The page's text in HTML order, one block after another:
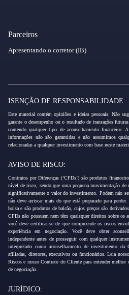
Parceiros
Apresentando o corretor (IB)
ISENÇÃO DE RESPONSABILIDADE:
Este material contém opiniões e ideias pessoais. Não
garante o desempenho ou o resultado de transações
contendo qualquer tipo de aconselhamento financeiro.
informações não são garantidas e não assumimos
relacionadas a qualquer investimento com base neste
AVISO DE RISCO:
Contratos por Diferenças (‘CFDs’) são produtos
nível de risco, sendo que uma pequena movimentação de
significativamente o valor do investimento. Podem não
não deve arriscar mais do que está preparado para
bolsa e são produtos de balcão, cujos preços são
CFDs não possuem nem têm quaisquer direitos sobre os
você deve certificar-se de que compreende os riscos
experiência em negociação. Você deve obter
independente antes de prosseguir com qualquer
interpretado como aconselhamento de investimento
afiliadas, diretores, executivos ou funcionários. Leia
Riscos e nosso Contrato do Cliente para entender melhor
de negociação.
JURÍDICO: